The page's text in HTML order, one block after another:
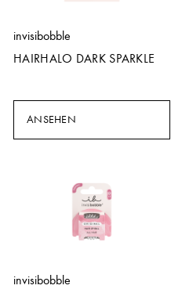
invisibobble
HAIRHALO DARK SPARKLE
ANSEHEN
invisibobble